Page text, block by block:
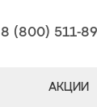
8 (800) 511-
АКЦИИ